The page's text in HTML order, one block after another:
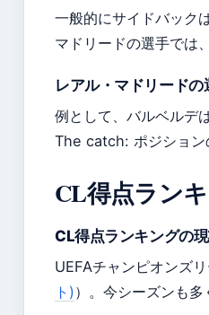
一般的にサイドバック
マドリードの選手では
レアル・マドリードの
例として、バルベルデ
The catch: ポジション
CL得点ラン
CL得点ランキングの
UEFAチャンピオンズ
ト)）。今シーズンも多